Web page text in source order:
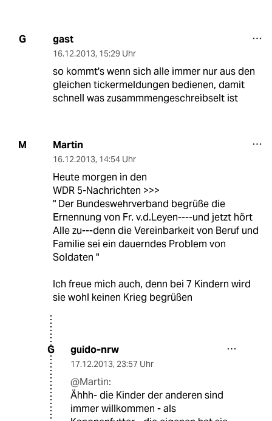
G gast
16.12.2013, 15:29 Uhr
so kommt's wenn sich alle immer nur aus den
gleichen tickermeldungen bedienen, damit
schnell was zusammmengeschreibselt ist
M Martin
16.12.2013, 14:54 Uhr
Heute morgen in den
WDR 5-Nachrichten >>>
" Der Bundeswehrverband begrüße die
Ernennung von Fr. v.d.Leyen----und jetzt hört
Alle zu---denn die Vereinbarkeit von Beruf und
Familie sei ein dauerndes Problem von
Soldaten "
Ich freue mich auch, denn bei 7 Kindern wird
sie wohl keinen Krieg begrüßen
G guido-nrw
17.12.2013, 23:57 Uhr
@Martin:
Ähhh- die Kinder der anderen sind
immer willkommen - als